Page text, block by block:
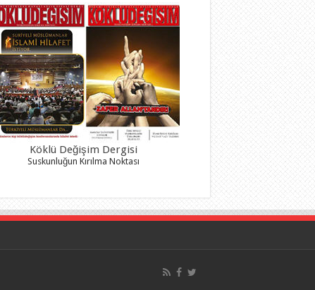
Köklü Değişim Dergisi
Suskunluğun Kırılma Noktası